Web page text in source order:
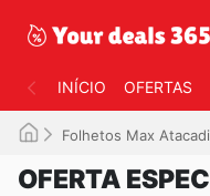
INÍCIO OFERTAS
Folhetos Max
OFERTA